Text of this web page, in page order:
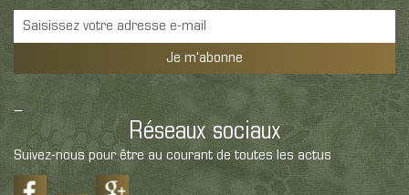
Je m'abonne
Réseaux sociaux
Suivez-nous pour être au courant de toutes les actus